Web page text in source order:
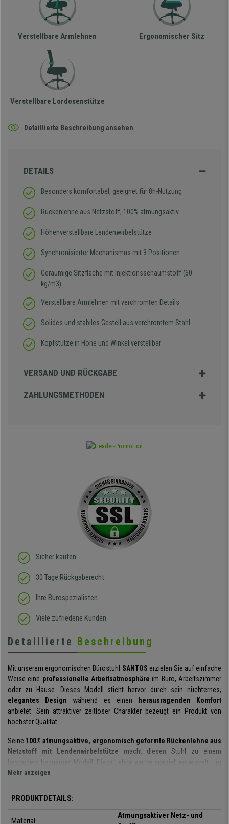
Verstellbare Armlehnen Ergonomischer Sitz
Verstellbare Lordosenstütze
Detaillierte Beschreibung ansehen
DETAILS
Besonders komfortabel, geeignet für 8h-Nutzung
Rückenlehne aus Netzstoff, 100% atmungsaktiv
Höhenverstellbare Lendenwirbelstütze
Synchronisierter Mechanismus mit 3 Positionen
Geräumige Sitzfläche mit Injektionsschaumstoff (60
kg/m3)
Verstellbare Armlehnen mit verchromten Details
Solides und stabiles Gestell aus verchromtem Stahl
Kopfstütze in Höhe und Winkel verstellbar
VERSAND UND RÜCKGABE
ZAHLUNGSMETHODEN
Sicher kaufen
30 Tage Rückgaberecht
Ihre Bürospezialisten
Viele zufriedene Kunden
Detaillierte Beschreibung
Mit unserem ergonomischen Bürostuhl SANTOS erzielen Sie auf einfache
Weise eine professionelle Arbeitsatmosphäre im Büro, Arbeitszimmer
oder zu Hause. Dieses Modell sticht hervor durch sein nüchternes,
elegantes Design während es einen
herausragenden Komfort
anbietet. Sein attraktiver zeitloser Charakter bezeugt ein Produkt von
höchster Qualität.
Seine 100% atmungsaktive, ergonomisch geformte Rückenlehne aus
Netzstoff mit Lendenwirbelstütze macht diesen Stuhl zu einem
besonders bequemen Modell. Diese Lehne wurde speziell entwickelt, um
dem Rücken eine optimale Stütze zu bieten, dafür ist die
Die in der Rückenlehne angebotene Technologie ist typisch für ein Modell
des Spitzenbereichs. Es verfügt über einensynchronisierten
Mehr anzeigen
PRODUKTDETAILS:
Material
Atmungsaktiver Netz- und